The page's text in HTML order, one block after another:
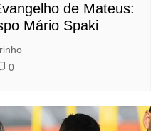
de Mateus:
Mário Spaki
0